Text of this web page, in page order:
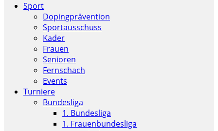
Sport
Dopingprävention
Sportausschuss
Kader
Frauen
Senioren
Fernschach
Events
Turniere
Bundesliga
1. Bundesliga
1. Frauenbundesliga